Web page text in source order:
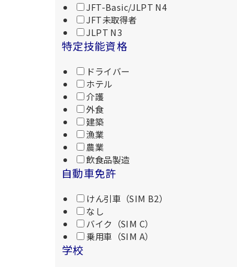
JFT-Basic/JLPT N4
JFT未取得者
JLPT N3
特定技能資格
ドライバー
ホテル
介護
外食
建築
漁業
農業
飲食品製造
自動車免許
けん引車（SIM B2）
なし
バイク（SIM C）
乗用車（SIM A）
学校